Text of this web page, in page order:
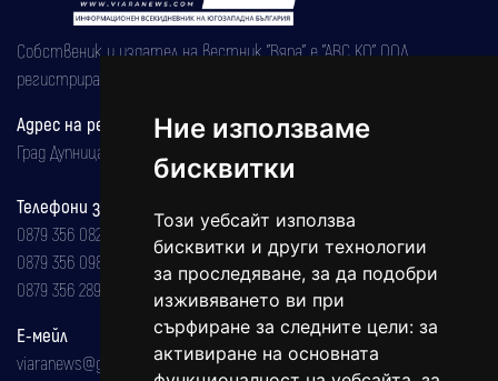
Ние използваме
бисквитки
Този уебсайт използва
бисквитки и други технологии
за проследяване, за да подобри
изживяването ви при
сърфиране за следните цели: за
активиране на основната
Собственик и издател на вестник "Вяра" е "АВС КО" ООД,
регистрирана на 08.05.2002 година.
Адрес на редакцията
Град Дупница, ул.''Христо Ботев" 43
Телефони за реклама и абонаменти
0879 356 082
0879 356 098
0879 356 289
Е-мейл
viaranews@gmail.com